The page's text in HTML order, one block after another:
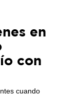
en
con
cuando